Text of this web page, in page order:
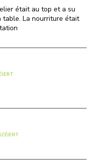
était au top et a su
table. La nourriture était